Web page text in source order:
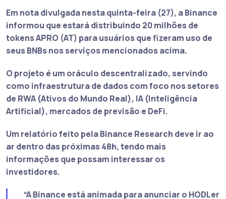
Em nota divulgada nesta quinta-feira (27), a Binance
informou que estará distribuindo 20 milhões de
tokens APRO (AT) para usuários que fizeram uso de
seus BNBs nos serviços mencionados acima.
O projeto é um oráculo descentralizado, servindo
como infraestrutura de dados com foco nos setores
de RWA (Ativos do Mundo Real), IA (Inteligência
Artificial), mercados de previsão e DeFi.
Um relatório feito pela Binance Research deve ir ao
ar dentro das próximas 48h, tendo mais
informações que possam interessar os
investidores.
“A Binance está animada para anunciar o HODLer